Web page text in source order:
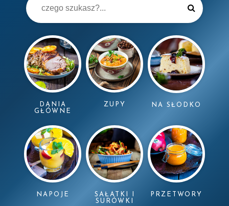
DANIA
GŁÓWNE
ZUPY NA SŁODKO
NAPOJE
SAŁATKI I
SURÓWKI
PRZETWORY